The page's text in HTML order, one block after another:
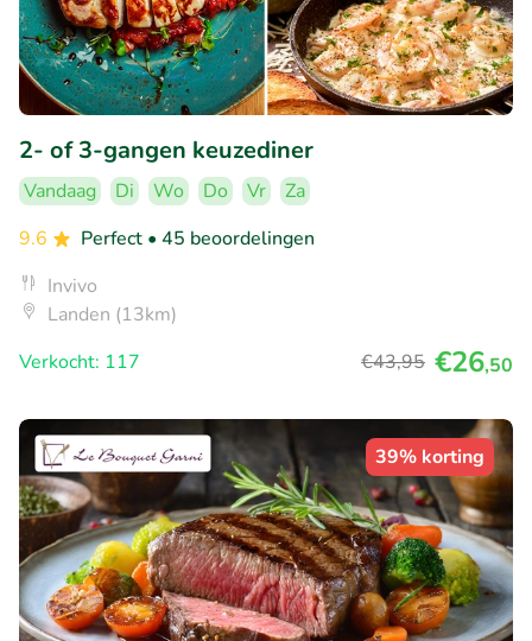
2- of 3-gangen keuzediner
Vandaag Di Wo Do Vr
Za
9.6
Perfect • 45 beoordelingen
Invivo
Landen (13km)
Verkocht: 117
€43,95 €26,50
39% korting